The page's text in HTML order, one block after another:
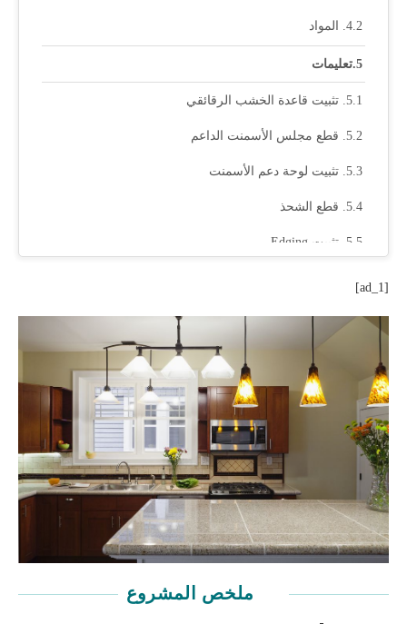
المواد
تعليمات
تثبيت قاعدة الخشب الرقائقي
قطع مجلس الأسمنت الداعم
تثبيت لوحة دعم الأسمنت
قطع الشحذ
تثبيت Edging
بلاط جاف
ضع الفواصل البلاط
قطع البلاط
وضع البلاط
أضف الجص
[ad_1]
ملخص المشروع